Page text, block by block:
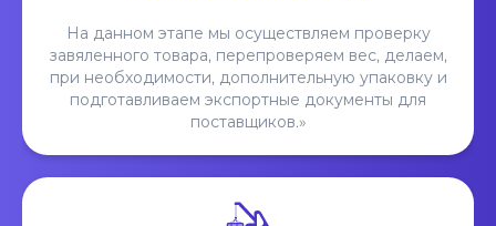
На данном этапе мы осуществляем проверку
завяленного товара, перепроверяем вес, делаем,
при необходимости, дополнительную упаковку и
подготавливаем экспортные документы для
поставщиков.»